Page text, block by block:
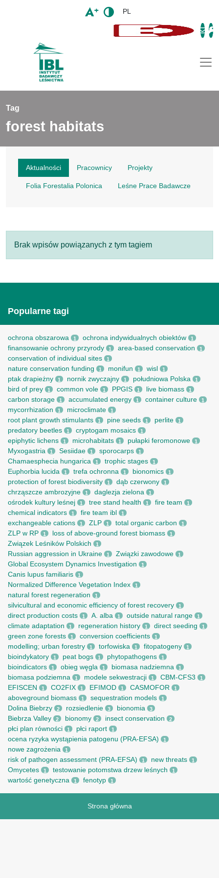
PL
Tag
forest habitats
Aktualności Pracownicy Projekty
Folia Forestalia Polonica Leśne Prace Badawcze
Brak wpisów powiązanych z tym tagiem
Popularne tagi
ochrona obszarowa 1 ochrona indywidualnych obiektów 1
finansowanie ochrony przyrody 1 area-based conservation 1
conservation of individual sites 1
nature conservation funding 1 monifun 1 wisl 1
ptak drapieżny 1 nornik zwyczajny 1 południowa Polska 1
bird of prey 1 common vole 1 PPGIS 1 live biomass 1
carbon storage 1 accumulated energy 1 container culture 1
mycorrhization 1 microclimate 1
root рlant growth stimulants 1 pine seeds 1 perlite 1
predatory beetles 1 cryptogam mosaics 1
epiphytic lichens 1 microhabitats 1 pułapki feromonowe 1
Myxogastria 1 Sesiidae 1 sporocarps 1
Chamaesphecia hungarica 1 trophic stages 1
Euphorbia lucida 1 trefa ochronna 1 bionomics 1
protection of forest biodiversity 1 dąb czerwony 1
chrząszcze ambrozyjne 1 daglezja zielona 1
ośrodek kultury leśnej 1 tree stand health 1 fire team 1
chemical indicators 1 fire team ibl 1
exchangeable cations 1 ZLP 1 total organic carbon 1
ZLP w RP 1 loss of above-ground forest biomass 1
Związek Leśników Polskich 1
Russian aggression in Ukraine 1 Związki zawodowe 1
Global Ecosystem Dynamics Investigation 1
Canis lupus familiaris 1
Normalized Difference Vegetation Index 1
natural forest regeneration 1
silvicultural and economic efficiency of forest recovery 1
direct production costs 1 A. alba 1 outside natural range 1
climate adaptation 1 regeneration history 1 direct seeding 1
green zone forests 1 conversion coefficients 1
modelling; urban forestry 1 torfowiska 1 fitopatogeny 1
bioindykatory 1 peat bogs 1 phytopathogens 1
bioindicators 1 obieg węgla 1 biomasa nadziemna 1
biomasa podziemna 1 modele sekwestracji 1 CBM-CFS3 1
EFISCEN 1 CO2FIX 1 EFIMOD 1 CASMOFOR 1
aboveground biomass 1 sequestration models 1
Dolina Biebrzy 2 rozsiedlenie 3 bionomia 3
Biebrza Valley 2 bionomy 2 insect conservation 2
płci plan równości 1 płci raport 1
ocena ryzyka wystąpienia patogenu (PRA-EFSA) 1
nowe zagrożenia 1
risk of pathogen assessment (PRA-EFSA) 1 new threats 1
Omycetes 1 testowanie potomstwa drzew leśnych 1
wartość genetyczna 1 fenotyp 1
Strona główna